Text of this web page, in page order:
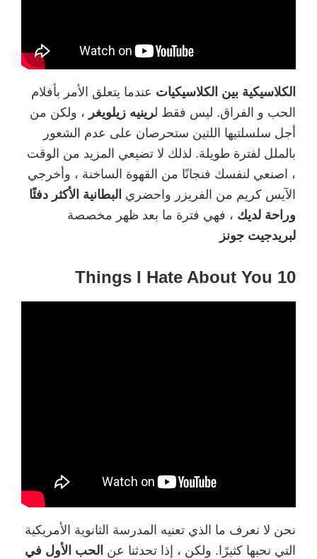
الكلاسيكية بين الكلاسيكيات عندما يتعلق الأمر بأفلام
الحب و الفراق. ليس فقط لرينيه زيلويغر ، ولكن من
أجل سلسلتيها اللتين ستحرصان على عدم الشعور
بالملل لفترة طويلة. لذلك لا تضيعي المزيد من الوقت
، اصنعي لنفسك فنجانًا من القهوة الساخنة ، وأخرجي
الآيس كريم من الفريزر واحضري البطانية الأكثر دفئًا
وراحة لديك ، فهي فترة ما بعد ظهر مخصصة
لبريدجيت جونز
10 Things I Hate About You
نحن لا نعرف ما الذي تعنيه المدرسة الثانوية الأمريكية
التي نحبها كثيرًا. ولكن ، إذا تحدثنا عن الحب الأول في